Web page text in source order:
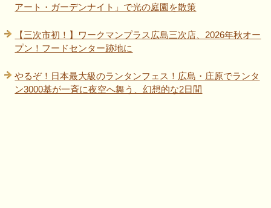
アート・ガーデンナイト」で光の庭園を散策
【三次市初！】ワークマンプラス広島三次店、2026年秋オー
プン！フードセンター跡地に
やるぞ！日本最大級のランタンフェス！広島・庄原でランタ
ン3000基が一斉に夜空へ舞う、幻想的な2日間